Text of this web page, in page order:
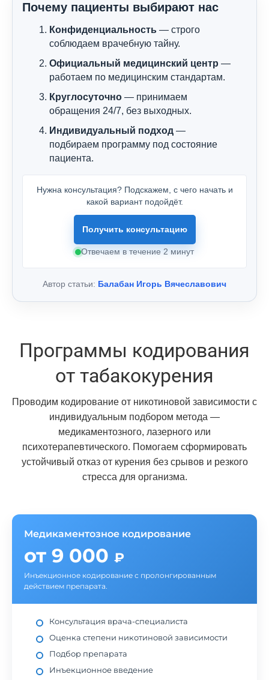
Почему пациенты выбирают нас
Конфиденциальность — строго
соблюдаем врачебную тайну.
Официальный медицинский центр —
работаем по медицинским стандартам.
Круглосуточно — принимаем
обращения 24/7, без выходных.
Индивидуальный подход —
подбираем программу под состояние
пациента.
Нужна консультация? Подскажем, с чего начать и
какой вариант подойдёт.
Получить консультацию
Отвечаем в течение 2 минут
Автор статьи: Балабан Игорь Вячеславович
Программы кодирования
от табакокурения
Проводим кодирование от никотиновой зависимости с
индивидуальным подбором метода —
медикаментозного, лазерного или
психотерапевтического. Помогаем сформировать
устойчивый отказ от курения без срывов и резкого
стресса для организма.
Медикаментозное кодирование
от 9 000 ₽
Инъекционное кодирование с пролонгированным
действием препарата.
Консультация врача-специалиста
Оценка степени никотиновой зависимости
Подбор препарата
Инъекционное введение